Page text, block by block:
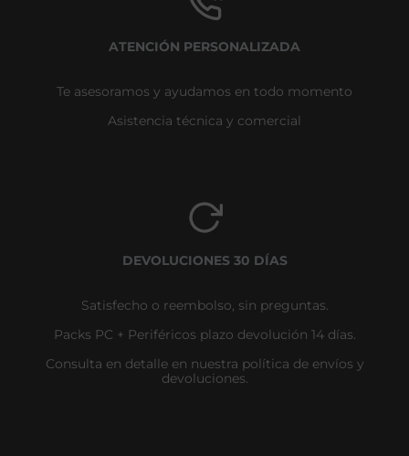
ATENCIÓN PERSONALIZADA
Te asesoramos y ayudamos en todo momento
Asistencia técnica y comercial
DEVOLUCIONES 30 DÍAS
Satisfecho o reembolso, sin preguntas.
Packs PC + Periféricos plazo devolución 14 días.
Consulta en detalle en nuestra política de envíos y
devoluciones.